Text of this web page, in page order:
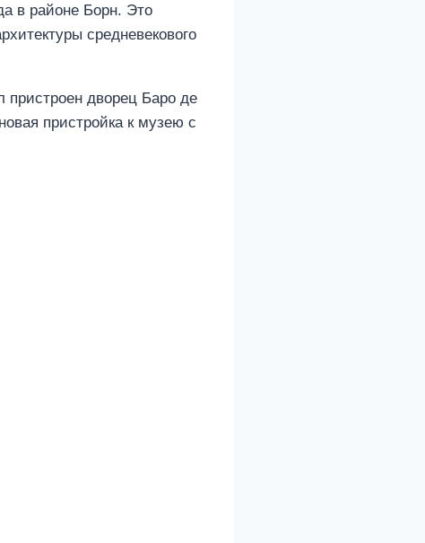
в районе Борн. Это
средневекового
пристроен дворец Баро де
пристройка к музею с